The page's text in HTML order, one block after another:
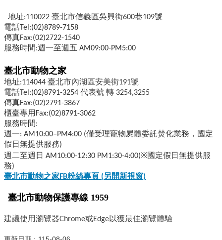
地址:110022 臺北市信義區吳興街600巷109號
電話Tel:(02)8789-7158
傳真Fax:(02)2722-1540
服務時間:週一至週五 AM09:00-PM5:00
臺北市動物之家
地址:114044 臺北市內湖區安美街191號
電話Tel:(02)8791-3254 代表號 轉 3254,3255
傳真Fax:(02)2791-3867
櫃臺專用Fax:(02)8791-3062
服務時間:
週一: AM10:00–PM4:00 (僅受理寵物屍體委託焚化業務，國定
假日無提供服務)
週二至週日 AM10:00-12:30 PM1:30-4:00(※國定假日無提供服
務)
臺北市動物之家FB粉絲專頁 (另開新視窗)
臺北市動物保護專線 1959
建議使用瀏覽器Chrome或Edge以獲最佳瀏覽體驗